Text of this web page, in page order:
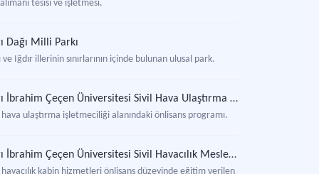
tesisi ve işletmesi.
Dağı Milli Parkı
ve Iğdır illerinin sınırlarının içinde bulunan ulusal park.
Ağrı İbrahim Çeçen Üniversitesi Sivil Hava Ulaştırma İşletmeciliği Önlisans Programı
hava ulaştırma işletmeciliği alanındaki önlisans programı.
Ağrı İbrahim Çeçen Üniversitesi Sivil Havacılık Meslek Yüksekokulu Sivil Havacılık Kabin Hizmetleri Önlisans Programı
havacılık kabin hizmetleri önlisans düzeyinde eğitim verilen program.